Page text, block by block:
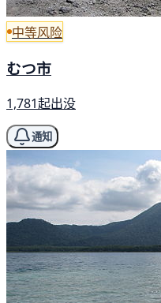
中等风险
むつ市
1,781起出没
通知